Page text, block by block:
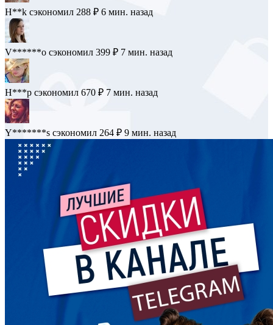
J*******b сэкономил 364 ₽ 6 мин. назад
H**k сэкономил 288 ₽ 6 мин. назад
V******o сэкономил 399 ₽ 7 мин. назад
H***p сэкономил 670 ₽ 7 мин. назад